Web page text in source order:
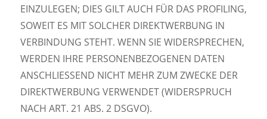
EINZULEGEN; DIES GILT AUCH FÜR DAS PROFILING,
SOWEIT ES MIT SOLCHER DIREKTWERBUNG IN
VERBINDUNG STEHT. WENN SIE WIDERSPRECHEN,
WERDEN IHRE PERSONENBEZOGENEN DATEN
ANSCHLIESSEND NICHT MEHR ZUM ZWECKE DER
DIREKTWERBUNG VERWENDET (WIDERSPRUCH
NACH ART. 21 ABS. 2 DSGVO).